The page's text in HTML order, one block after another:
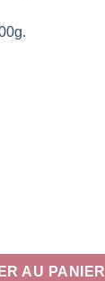
AU PANIER